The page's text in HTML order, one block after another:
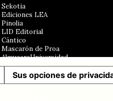
Sekotia
Ediciones LEA
Pinolia
LID Editorial
Cántico
Mascarón de Proa
AlmuzaraUniversidad
Erasmus
Libros en el bolsillo
AlmuzaraMéxico
Sus opciones de